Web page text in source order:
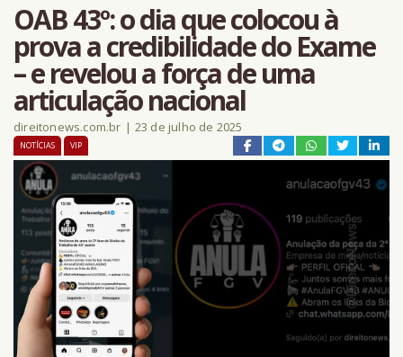
OAB 43º: o dia que colocou à
prova a credibilidade do Exame
– e revelou a força de uma
articulação nacional
direitonews.com.br | 23 de julho de 2025
NOTÍCIAS VIP